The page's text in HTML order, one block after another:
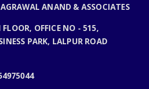
ANAND & ASSOCIATES
OFFICE NO - 515,
PARK, LALPUR ROAD